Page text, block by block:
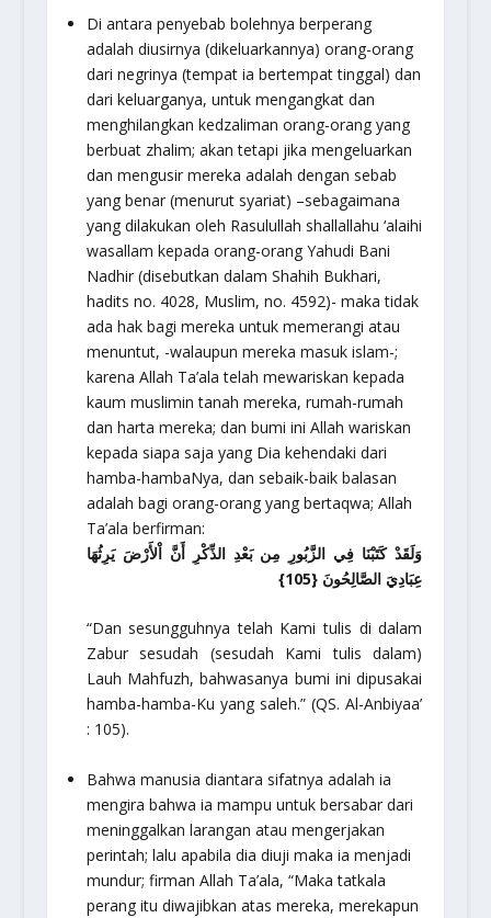
Di antara penyebab bolehnya berperang
adalah diusirnya (dikeluarkannya) orang-orang
dari negrinya (tempat ia bertempat tinggal) dan
dari keluarganya, untuk mengangkat dan
menghilangkan kedzaliman orang-orang yang
berbuat zhalim; akan tetapi jika mengeluarkan
dan mengusir mereka adalah dengan sebab
yang benar (menurut syariat) –sebagaimana
yang dilakukan oleh Rasulullah shallallahu ‘alaihi
wasallam kepada orang-orang Yahudi Bani
Nadhir (disebutkan dalam Shahih Bukhari,
hadits no. 4028, Muslim, no. 4592)- maka tidak
ada hak bagi mereka untuk memerangi atau
menuntut, -walaupun mereka masuk islam-;
karena Allah Ta’ala telah mewariskan kepada
kaum muslimin tanah mereka, rumah-rumah
dan harta mereka; dan bumi ini Allah wariskan
kepada siapa saja yang Dia kehendaki dari
hamba-hambaNya, dan sebaik-baik balasan
adalah bagi orang-orang yang bertaqwa; Allah
Ta’ala berfirman:
وَلَقَدْ كَتَبْنَا فِي الزَّبُورِ مِن بَعْدِ الذِّكْرِ أَنَّ اْلأَرْضَ يَرِثُهَا
عِبَادِيَ الصَّالِحُونَ {105}
“Dan sesungguhnya telah Kami tulis di dalam
Zabur sesudah (sesudah Kami tulis dalam)
Lauh Mahfuzh, bahwasanya bumi ini dipusakai
hamba-hamba-Ku yang saleh.”(QS. Al-Anbiyaa’
: 105).
Bahwa manusia diantara sifatnya adalah ia
mengira bahwa ia mampu untuk bersabar dari
meninggalkan larangan atau mengerjakan
perintah; lalu apabila dia diuji maka ia menjadi
mundur; firman Allah Ta’ala, “Maka tatkala
perang itu diwajibkan atas mereka, merekapun